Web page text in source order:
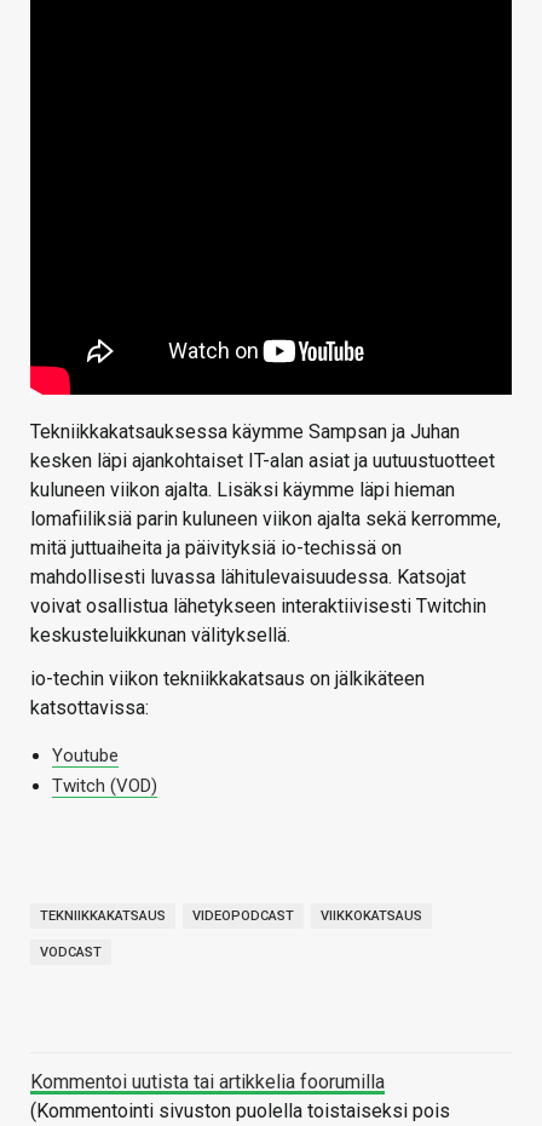
Tekniikkakatsauksessa käymme Sampsan ja Juhan
kesken läpi ajankohtaiset IT-alan asiat ja uutuustuotteet
kuluneen viikon ajalta. Lisäksi käymme läpi hieman
lomafiiliksiä parin kuluneen viikon ajalta sekä kerromme,
mitä juttuaiheita ja päivityksiä io-techissä on
mahdollisesti luvassa lähitulevaisuudessa. Katsojat
voivat osallistua lähetykseen interaktiivisesti Twitchin
keskusteluikkunan välityksellä.
io-techin viikon tekniikkakatsaus on jälkikäteen
katsottavissa:
Youtube
Twitch (VOD)
TEKNIIKKAKATSAUS VIDEOPODCAST VIIKKOKATSAUS
VODCAST
Kommentoi uutista tai artikkelia foorumilla
(Kommentointi sivuston puolella toistaiseksi pois